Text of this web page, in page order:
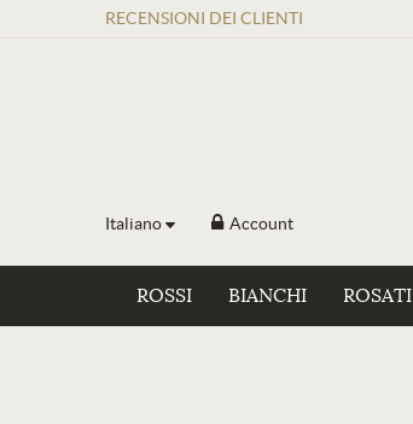
RECENSIONI DEI CLIENTI
Italiano Account
ROSSI BIANCHI ROSATI